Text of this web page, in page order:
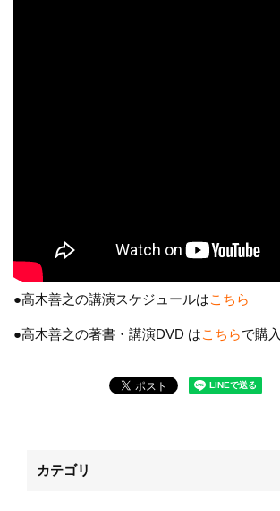
●高木善之の講演スケジュールはこちら
●高木善之の著書・講演DVD はこちらで購入
カテゴリ